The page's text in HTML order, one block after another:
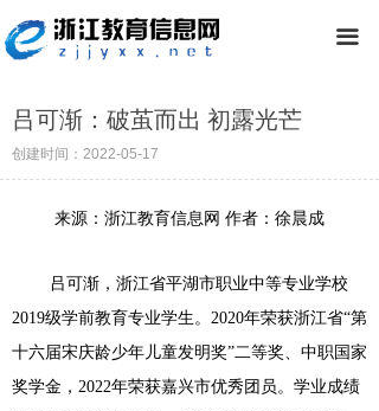
끀
吕可渐：破茧而出 初露光芒
来源：浙江教育信息网 作者： 徐晨成
吕可渐，浙江省平湖市职业中等专业学校
2019级学前教育专业学生。2020年荣获浙江省“第
十六届宋庆龄少年儿童发明奖”二等奖、中职国家
奖学金，2022年荣获嘉兴市优秀团员。学业成绩
创建时间： 2022-05-17